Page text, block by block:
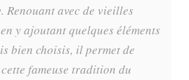
Renouant avec de vieilles
y ajoutant quelques éléments
bien choisis, il permet de
fameuse tradition du